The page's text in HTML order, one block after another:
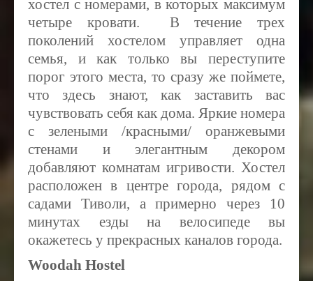
хостел с номерами, в которых максимум
четыре кровати. В течение трех
поколений хостелом управляет одна
семья, и как только вы переступите
порог этого места, то сразу же поймете,
что здесь знают, как заставить вас
чувствовать себя как дома. Яркие номера
с зелеными /красными/ оранжевыми
стенами и элегантным декором
добавляют комнатам игривости. Хостел
расположен в центре города, рядом с
садами Тиволи, а примерно через 10
минутах езды на велосипеде вы
окажетесь у прекрасных каналов города.
Woodah Hostel